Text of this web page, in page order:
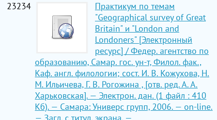
23234
Практикум по темам
"Geographical survey of Great
Britain" и "London and
Londoners" [Электронный
ресурс] / Федер. агентство по
образованию, Самар. гос. ун-т, Филол. фак.,
Каф. англ. филологии; сост. И. В. Кожухова, Н.
М. Ильичева, Г. В. Рогожина , [отв. ред. А. А.
Харьковская]. — Электрон. дан. (1 файл : 410
Кб). — Самара: Универс групп, 2006. — on-line.